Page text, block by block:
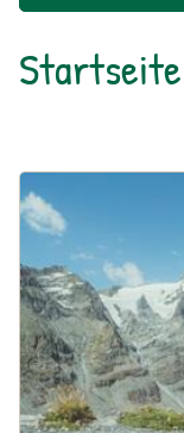
Startseite